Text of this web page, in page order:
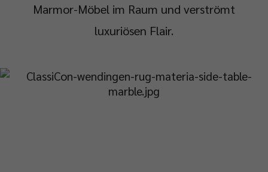
Marmor-Möbel im Raum und verströmt
luxuriösen Flair.